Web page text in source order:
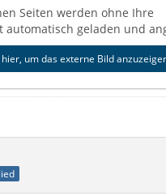
Seiten werden ohne Ihre
automatisch geladen und
hier, um das externe Bild